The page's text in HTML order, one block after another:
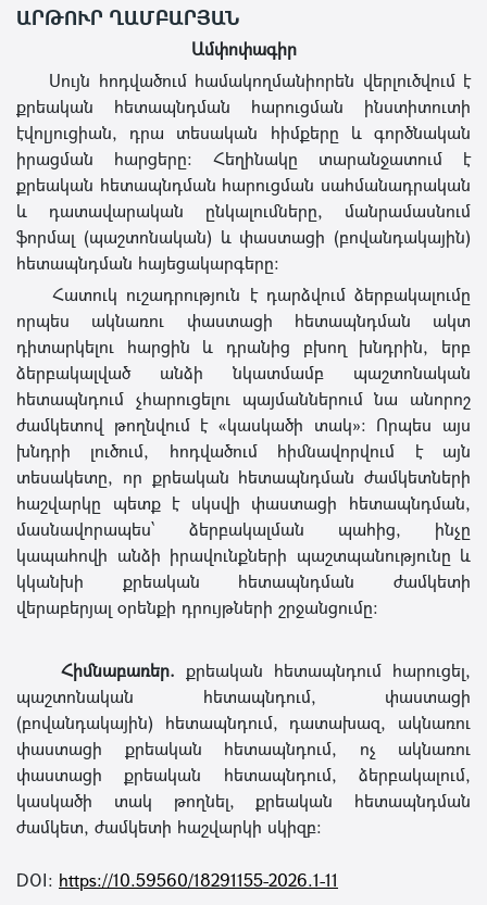
ԱՐԹՈՒՐ ՂԱՄԲԱՐՅԱՆ
Ամփոփագիր
Սույն հոդվածում համակողմանիորեն վերլուծվում է
քրեական հետապնդման հարուցման ինստիտուտի
էվոլյուցիան, դրա տեսական հիմքերը և գործնական
իրացման հարցերը։ Հեղինակը տարանջատում է
քրեական հետապնդման հարուցման սահմանադրական
և դատավարական ընկալումները, մանրամասնում
ֆորմալ (պաշտոնական) և փաստացի (բովանդակային)
հետապնդման հայեցակարգերը։
Հատուկ ուշադրություն է դարձվում ձերբակալումը
որպես ակնառու փաստացի հետապնդման ակտ
դիտարկելու հարցին և դրանից բխող խնդրին, երբ
ձերբակալված անձի նկատմամբ պաշտոնական
հետապնդում չհարուցելու պայմաններում նա անորոշ
ժամկետով թողնվում է «կասկածի տակ»։ Որպես այս
խնդրի լուծում, հոդվածում հիմնավորվում է այն
տեսակետը, որ քրեական հետապնդման ժամկետների
հաշվարկը պետք է սկսվի փաստացի հետապնդման,
մասնավորապես՝ ձերբակալման պահից, ինչը
կապահովի անձի իրավունքների պաշտպանությունը և
կկանխի քրեական հետապնդման ժամկետի
վերաբերյալ օրենքի դրույթների շրջանցումը։
Հիմնաբառեր. քրեական հետապնդում հարուցել,
պաշտոնական հետապնդում, փաստացի
(բովանդակային) հետապնդում, դատախազ, ակնառու
փաստացի քրեական հետապնդում, ոչ ակնառու
փաստացի քրեական հետապնդում, ձերբակալում,
կասկածի տակ թողնել, քրեական հետապնդման
ժամկետ, ժամկետի հաշվարկի սկիզբ։
DOI: https://10.59560/18291155-2026.1-11